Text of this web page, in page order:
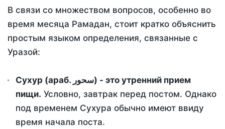
В связи со множеством вопросов, особенно во
время месяца Рамадан, стоит кратко объяснить
простым языком определения, связанные с
Уразой:
Сухур (араб. سحور) - это утренний прием
пищи. Условно, завтрак перед постом. Однако
под временем Сухура обычно имеют ввиду
время начала поста.